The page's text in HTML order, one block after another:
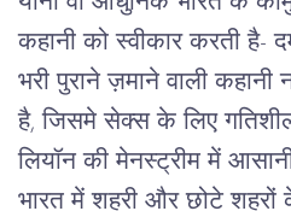
कहानी को स्वीकार करती है-
भरी पुराने ज़माने वाली कहानी
है, जिसमे सेक्स के लिए
लियॉन की मेनस्ट्रीम में
भारत में शहरी और छोटे शहरों